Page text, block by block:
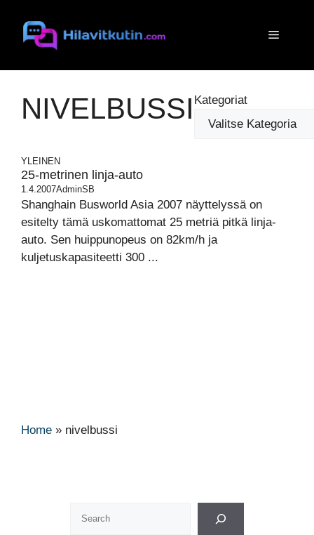
sisältöön
Valikko
NIVELBUSSI Kategoriat
YLEINEN
25-metrinen linja-auto
1.4.2007AdminSB
Shanghain Busworld Asia 2007 näyttelyssä on
esitelty tämä uskomattomat 25 metriä pitkä linja-
auto. Sen huippunopeus on 82km/h ja
kuljetuskapasiteetti 300 ...
Home » nivelbussi